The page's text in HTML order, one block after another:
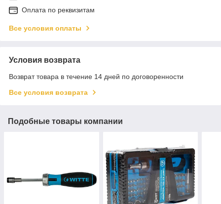
Оплата по реквизитам
Все условия оплаты
Условия возврата
Возврат товара в течение 14 дней по договоренности
Все условия возврата
Подобные товары компании